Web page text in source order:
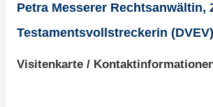
Petra Messerer Rechtsanwältin,
Testamentsvollstreckerin (DVEV)
Visitenkarte /